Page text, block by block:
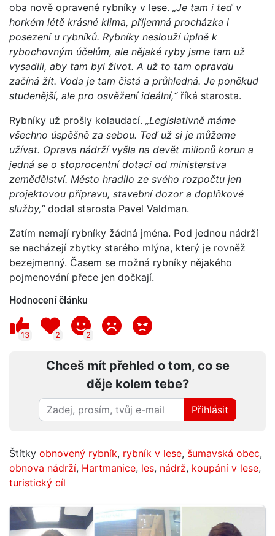
oba nově opravené rybníky v lese. „Je tam i teď v
horkém létě krásné klima, příjemná procházka i
posezení u rybníků. Rybníky neslouží úplně k
rybochovným účelům, ale nějaké ryby jsme tam už
vysadili, aby tam byl život. A už to tam opravdu
začíná žít. Voda je tam čistá a průhledná. Je poněkud
studenější, ale pro osvěžení ideální,“říká starosta.
Rybníky už prošly kolaudací. „Legislativně máme
všechno úspěšně za sebou. Teď už si je můžeme
užívat. Oprava nádrží vyšla na devět milionů korun a
jedná se o stoprocentní dotaci od ministerstva
zemědělství. Město hradilo ze svého rozpočtu jen
projektovou přípravu, stavební dozor a doplňkové
služby,“dodal starosta Pavel Valdman.
Zatím nemají rybníky žádná jména. Pod jednou nádrží
se nacházejí zbytky starého mlýna, který je rovněž
bezejmenný. Časem se možná rybníky nějakého
pojmenování přece jen dočkají.
Hodnocení článku
13 2 2
Chceš mít přehled o tom, co se
děje kolem tebe?
Přihlásit
Štítky obnovený rybník, rybník v lese, šumavská obec,
obnova nádrží, Hartmanice, les, nádrž, koupání v lese,
turistický cíl